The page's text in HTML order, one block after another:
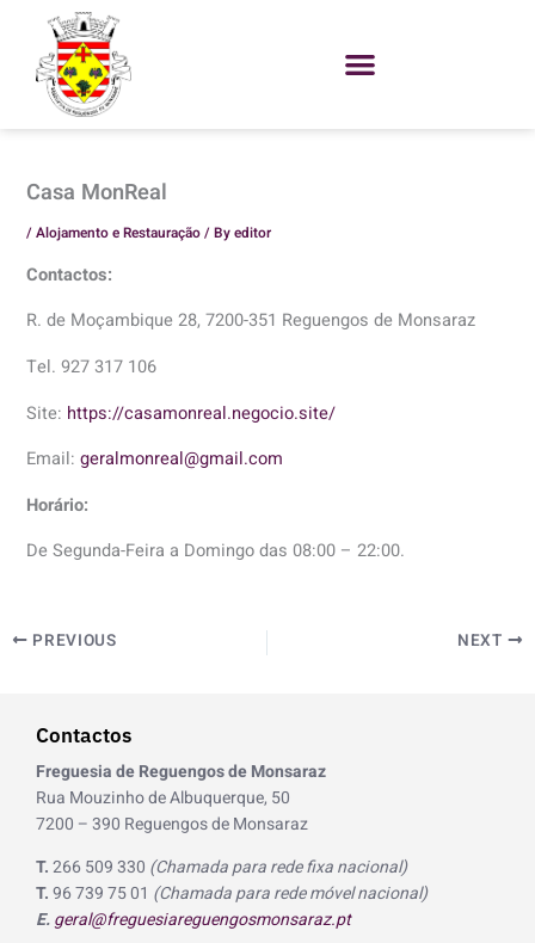
content
Casa MonReal
/Alojamento e Restauração/ Byeditor
Contactos:
R. de Moçambique 28, 7200-351 Reguengos de Monsaraz
Tel. 927 317 106
Site: https://casamonreal.negocio.site/
Email:geralmonreal@gmail.com
Horário:
De Segunda-Feira a Domingo das 08:00 – 22:00.
PREVIOUS NEXT
Contactos
Freguesia de Reguengos de Monsaraz
Rua Mouzinho de Albuquerque, 50
7200 – 390 Reguengos de Monsaraz
T.266 509 330 (Chamada para rede fixa nacional)
T.96 739 75 01 (Chamada para rede móvel nacional)
E.geral@freguesiareguengosmonsaraz.pt